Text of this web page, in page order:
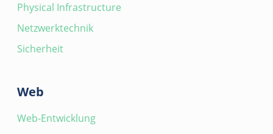
Physical Infrastructure
Netzwerktechnik
Sicherheit
Web
Web-Entwicklung